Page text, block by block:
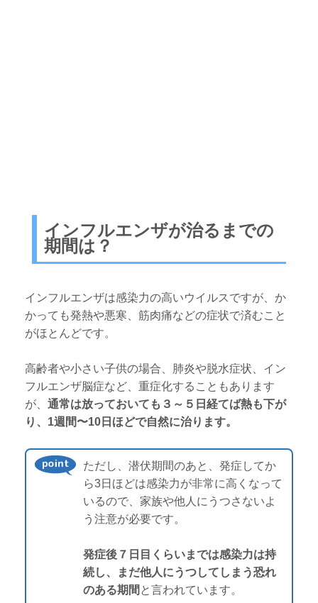
インフルエンザが治るまでの
期間は？
インフルエンザは感染力の高いウイルスですが、か
かっても発熱や悪寒、筋肉痛などの症状で済むこと
がほとんどです。
高齢者や小さい子供の場合、肺炎や脱水症状、イン
フルエンザ脳症など、重症化することもあります
が、通常は放っておいても３～５日経てば熱も下が
り、1週間〜10日ほどで自然に治ります。
ただし、潜伏期間のあと、発症してか
ら3日ほどは感染力が非常に高くなって
いるので、家族や他人にうつさないよ
う注意が必要です。
発症後７日目くらいまでは感染力は持
続し、まだ他人にうつしてしまう恐れ
のある期間 と言われています。